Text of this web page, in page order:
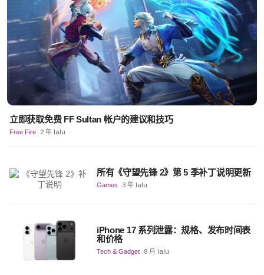
立即获取免费 FF Sultan 帐户的建议和技巧
Free Fire 2 年 lalu
所有《守望先锋 2》第 5 季补丁说明更新
Games 3 年 lalu
iPhone 17 系列泄露：规格、发布时间表
和价格
Tech & Gadget 8 月 lalu